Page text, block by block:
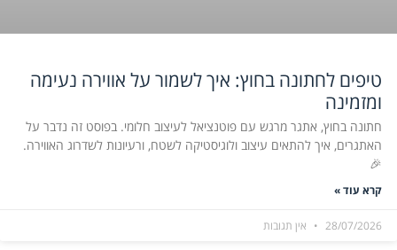
טיפים לחתונה בחוץ: איך לשמור על אווירה נעימה
ומזמינה
חתונה בחוץ, אתגר מרגש עם פוטנציאל לעיצוב חלומי. בפוסט זה נדבר על
האתגרים, איך להתאים עיצוב ולוגיסטיקה לשטח, ורעיונות לשדרוג האווירה.
🎉
קרא עוד »
28/07/2026 אין תגובות